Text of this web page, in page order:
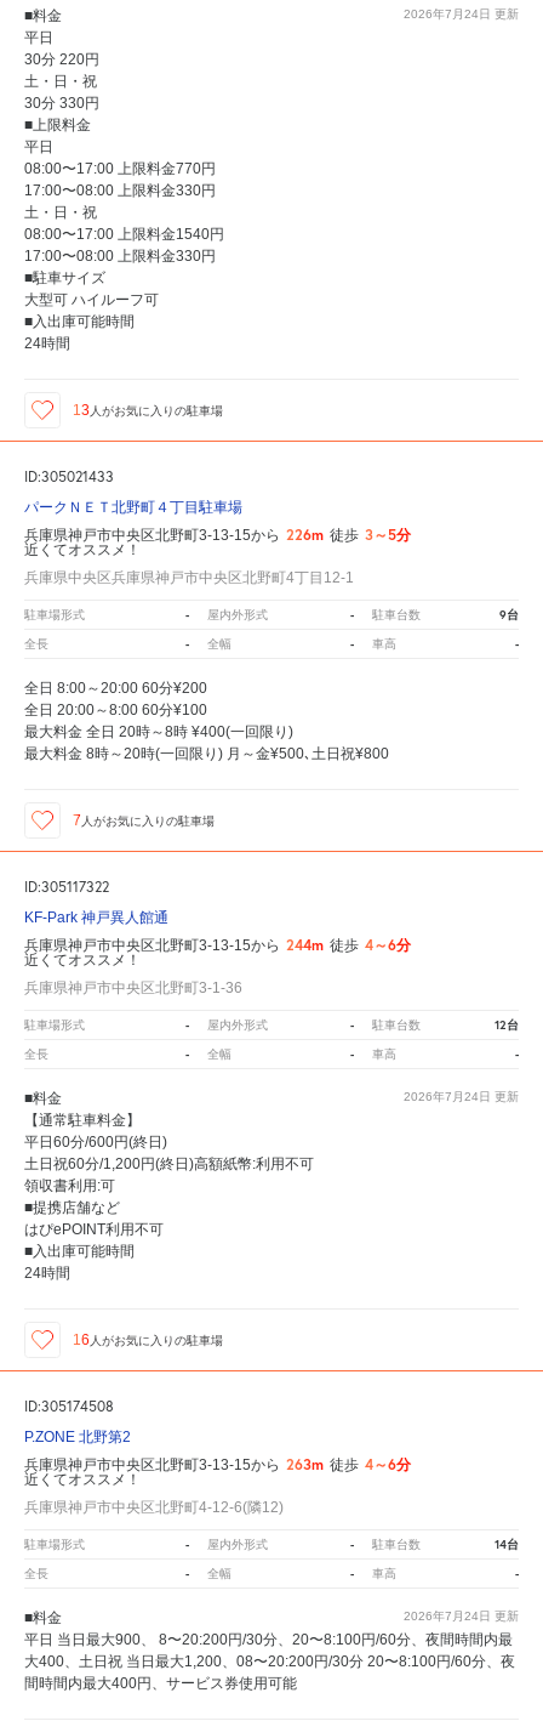
2026年7月24日 更新
■料金
平日
30分 220円
土・日・祝
30分 330円
■上限料金
平日
08:00〜17:00 上限料金770円
17:00〜08:00 上限料金330円
土・日・祝
08:00〜17:00 上限料金1540円
17:00〜08:00 上限料金330円
■駐車サイズ
大型可 ハイルーフ可
■入出庫可能時間
24時間
13 人がお気に入りの駐車場
ID:305021433
パークＮＥＴ北野町４丁目駐車場
兵庫県神戸市中央区北野町3-13-15から 226m 徒歩 3～5分
近くてオススメ！
兵庫県中央区兵庫県神戸市中央区北野町4丁目12-1
駐車場形式 - 屋内外形式 - 駐車台数 9台
全長 - 全幅 - 車高 -
全日 8:00～20:00 60分¥200
全日 20:00～8:00 60分¥100
最大料金 全日 20時～8時 ¥400(一回限り)
最大料金 8時～20時(一回限り) 月～金¥500､土日祝¥800
7 人がお気に入りの駐車場
ID:305117322
KF-Park 神戸異人館通
兵庫県神戸市中央区北野町3-13-15から 244m 徒歩 4～6分
近くてオススメ！
兵庫県神戸市中央区北野町3-1-36
駐車場形式 - 屋内外形式 - 駐車台数 12台
全長 - 全幅 - 車高 -
2026年7月24日 更新
■料金
【通常駐車料金】
平日60分/600円(終日)
土日祝60分/1,200円(終日)高額紙幣:利用不可
領収書利用:可
■提携店舗など
はぴePOINT利用不可
■入出庫可能時間
24時間
16 人がお気に入りの駐車場
ID:305174508
P.ZONE 北野第2
兵庫県神戸市中央区北野町3-13-15から 263m 徒歩 4～6分
近くてオススメ！
兵庫県神戸市中央区北野町4-12-6(隣12)
駐車場形式 - 屋内外形式 - 駐車台数 14台
全長 - 全幅 - 車高 -
2026年7月24日 更新
■料金
平日 当日最大900、 8〜20:200円/30分、20〜8:100円/60分、夜間時間内最
大400、土日祝 当日最大1,200、08〜20:200円/30分 20〜8:100円/60分、夜
間時間内最大400円、サービス券使用可能